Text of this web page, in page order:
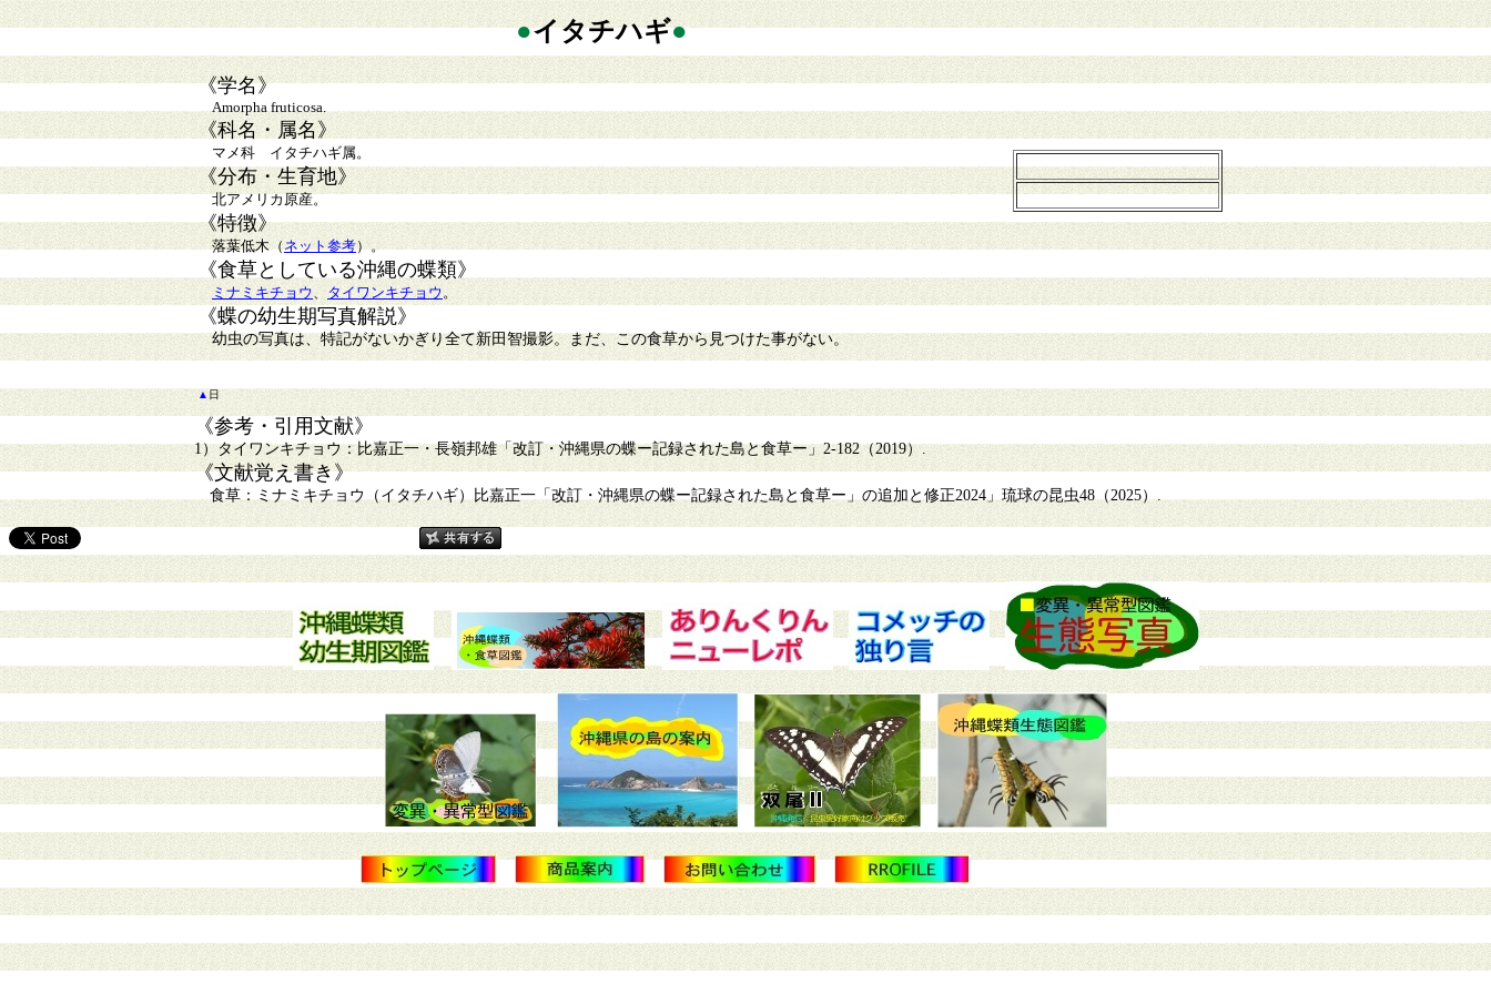
●イタチハギ●
《学名》
Amorpha fruticosa.
《科名・属名》
マメ科 イタチハギ属。
《分布・生育地》
北アメリカ原産。
《特徴》
落葉低木（ネット参考）。
《食草としている沖縄の蝶類》
ミナミキチョウ、 タイワンキチョウ。
《蝶の幼生期写真解説》
幼虫の写真は、特記がないかぎり全て新田智撮影。まだ、この食草から見つけた事がない。
▲ 日
《参考・引用文献》
1）タイワンキチョウ：比嘉正一・長嶺邦雄「改訂・沖縄県の蝶ー記録された島と食草ー」2-182（2019）.
《文献覚え書き》
食草：ミナミキチョウ（イタチハギ）比嘉正一「改訂・沖縄県の蝶ー記録された島と食草ー」の追加と修正2024」琉球の昆虫48（2025）.